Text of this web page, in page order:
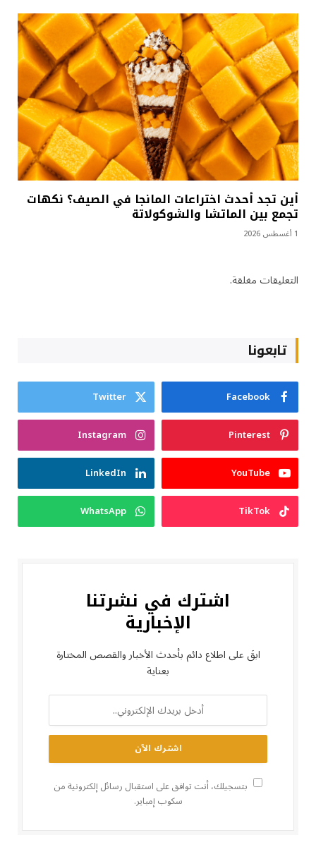
أين تجد أحدث اختراعات المانجا في الصيف؟ نكهات
تجمع بين الماتشا والشوكولاتة
1 أغسطس 2026
التعليقات مغلقة.
تابعونا
Facebook
Twitter
Pinterest
Instagram
YouTube
LinkedIn
TikTok
WhatsApp
اشترك في نشرتنا
الإخبارية
ابقَ على اطلاع دائم بأحدث الأخبار والقصص المختارة
بعناية
بتسجيلك، أنت توافق على استقبال رسائل إلكترونية من
سكوب إمباير.